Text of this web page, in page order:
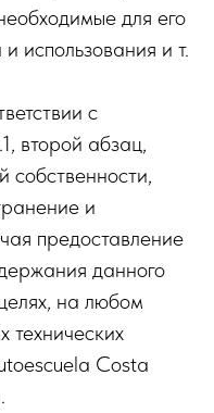
для его
использования и т.
с
второй абзац,
собственности,
и
предоставление
данного
на любом
технических
Costa